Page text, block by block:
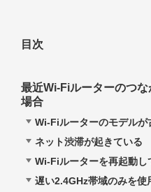
目次
最近Wi-Fiルーターのつな
場合
Wi-Fiルーターのモデルが
ネット渋滞が起きている
Wi-Fiルーターを再起動し
遅い2.4GHz帯域のみを使